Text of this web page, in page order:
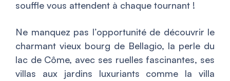
souffle vous attendent à chaque tournant !
Ne manquez pas l’opportunité de découvrir le
charmant vieux bourg de Bellagio, la perle du
lac de Côme, avec ses ruelles fascinantes, ses
villas aux jardins luxuriants comme la villa